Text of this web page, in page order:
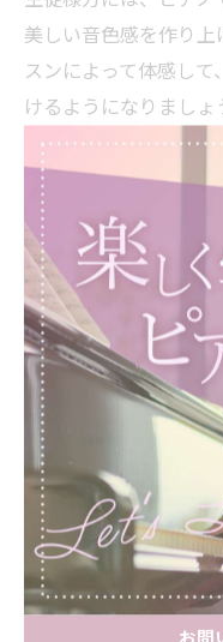
美しい音色感を作り
スンによって体感し
けるようになりましょ
< 前のページ
カ
全
小学
中学
大人